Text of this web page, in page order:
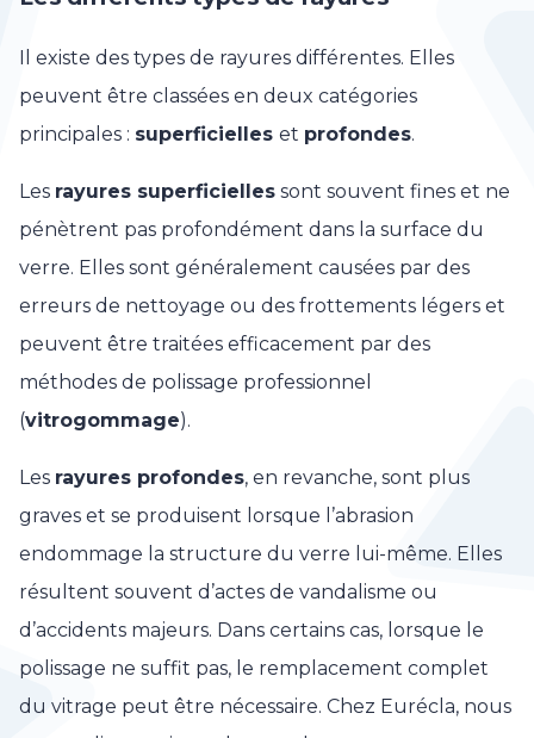
Il existe des types de rayures différentes. Elles
peuvent être classées en deux catégories
principales : superficielles et profondes.
Les rayures superficielles sont souvent fines et ne
pénètrent pas profondément dans la surface du
verre. Elles sont généralement causées par des
erreurs de nettoyage ou des frottements légers et
peuvent être traitées efficacement par des
méthodes de polissage professionnel
(vitrogommage).
Les rayures profondes, en revanche, sont plus
graves et se produisent lorsque l’abrasion
endommage la structure du verre lui-même. Elles
résultent souvent d’actes de vandalisme ou
d’accidents majeurs. Dans certains cas, lorsque le
polissage ne suffit pas, le remplacement complet
du vitrage peut être nécessaire. Chez Eurécla, nous